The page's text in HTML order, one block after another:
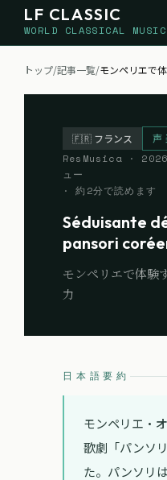
LF CLASSIC
WORLD CLASSICAL MUSIC
トップ/記事一覧/モンペリエで
🇫🇷 フランス
声
ResMusica
·
ュー
· 約 2分で読めます
Séduisante
pansori
モンペリエで体験
力
日本語要約
モンペリエ・
歌劇「パンソ
た。パンソリ